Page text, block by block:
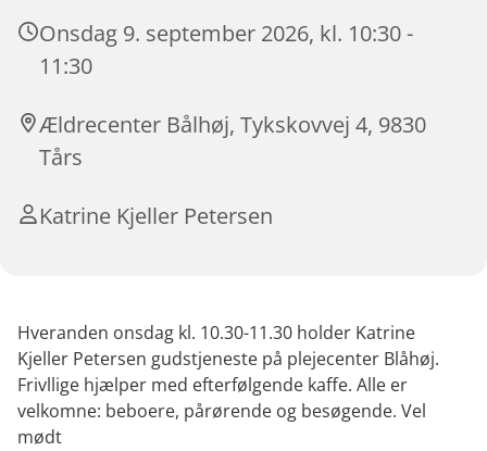
Onsdag 9. september 2026, kl. 10:30 -
11:30
Ældrecenter Bålhøj, Tykskovvej 4, 9830
Tårs
Katrine Kjeller Petersen
Hveranden onsdag kl. 10.30-11.30 holder Katrine
Kjeller Petersen gudstjeneste på plejecenter Blåhøj.
Frivllige hjælper med efterfølgende kaffe. Alle er
velkomne: beboere, pårørende og besøgende. Vel
mødt